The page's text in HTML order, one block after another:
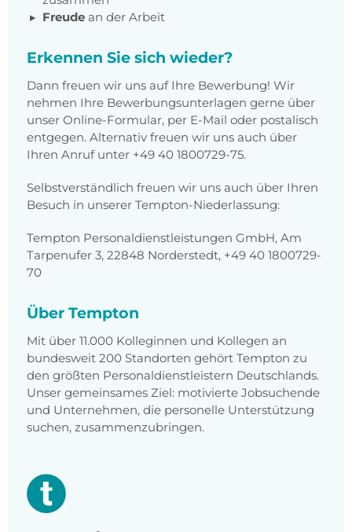
Freude an der Arbeit
Erkennen Sie sich wieder?
Dann freuen wir uns auf Ihre Bewerbung! Wir
nehmen Ihre Bewerbungsunterlagen gerne über
unser Online-Formular, per E-Mail oder postalisch
entgegen. Alternativ freuen wir uns auch über
Ihren Anruf unter +49 40 1800729-75.
Selbstverständlich freuen wir uns auch über Ihren
Besuch in unserer Tempton-Niederlassung:
Tempton Personaldienstleistungen GmbH, Am
Tarpenufer 3, 22848 Norderstedt, +49 40 1800729-
70
Über Tempton
Mit über 11.000 Kolleginnen und Kollegen an
bundesweit 200 Standorten gehört Tempton zu
den größten Personaldienstleistern Deutschlands.
Unser gemeinsames Ziel: motivierte Jobsuchende
und Unternehmen, die personelle Unterstützung
suchen, zusammenzubringen.